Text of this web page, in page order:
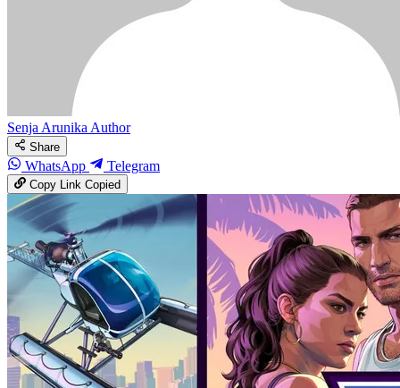
Senja ArunikaAuthor
Share
WhatsApp Telegram
Copy LinkCopied